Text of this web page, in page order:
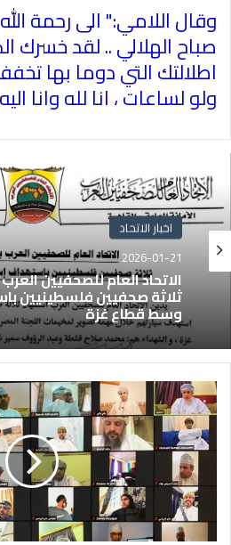
وقال اللامي:" الى رحمة
صباح الهلالي .. لقد خسرك
اطلالتك التي دوما بها
ولو لساعات ، انا لله وانا
اخبار الاتحاد
2026-01-21
الاتحاد العام للصحفيين
ثلاثة صحفيين فلسطينيين
وسط قطاع غزة